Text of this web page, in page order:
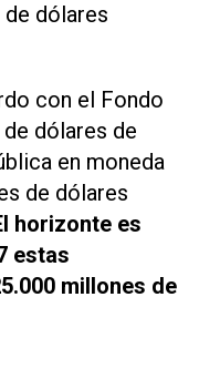
dólares
con el Fondo
dólares de
en moneda
de dólares
horizonte es
estas
millones de